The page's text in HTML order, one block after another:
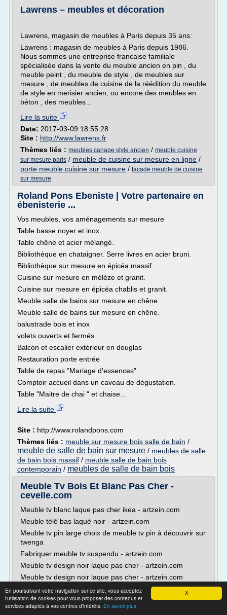
X
En poursuivant votre navigation sur ce site, vous acceptez
l'utilisation de cookies pour vous proposer des contenus et
services adaptés à vos centres d'intérêts. En savoir plus
Lawrens – meubles et décoration
Lawrens, magasin de meubles à Paris depuis 35 ans:
Lawrens : magasin de meubles à Paris depuis 1986.
Nous sommes une entreprise francaise familiale
spécialisée dans la vente du meuble ancien en pin , du
meuble peint , du meuble de style , de meubles sur
mesure , de meubles de cuisine de la réédition du meuble
de style en merisier ancien, ou encore des meubles en
béton , des meubles...
Lire la suite
Date: 2017-03-09 18:55:28
Site : http://www.lawrens.fr
Thèmes liés : meubles canape style ancien / meuble cuisine
sur mesure paris / meuble de cuisine sur mesure en ligne /
porte meuble cuisine sur mesure / facade meuble de cuisine
sur mesure
Roland Pons Ebeniste | Votre partenaire en
ébenisterie ...
Vos meubles, vos aménagements sur mesure
Table basse noyer et inox.
Table chêne et acier mélangé.
Bibliothèque en chataigner. Serre livres en acier bruni.
Bibliothèque sur mesure en épicéa massif
Cuisine sur mesure en mélèze et granit.
Cuisine sur mesure en épicéa chablis et granit.
Meuble salle de bains sur mesure en chêne.
Meuble salle de bains sur mesure en chêne.
balustrade bois et inox
volets ouverts et fermés
Balcon et escalier extèrieur en douglas
Restauration porte entrée
Table de repas "Mariage d'essences".
Comptoir accueil dans un caveau de dégustation.
Table "Maitre de chai " et chaise...
Lire la suite
Site : http://www.rolandpons.com
Thèmes liés : meuble sur mesure bois salle de bain /
meuble de salle de bain sur mesure / meubles de salle
de bain bois massif / meuble salle de bain bois
contemporain / meubles de salle de bain bois
Meuble Tv Bois Et Blanc Pas Cher -
cevelle.com
Meuble tv blanc laque pas cher ikea - artzein.com
Meuble télé bas laqué noir - artzein.com
Meuble tv pin large choix de meuble tv pin à découvrir sur
twenga
Fabriquer meuble tv suspendu - artzein.com
Meuble tv design noir laque pas cher - artzein.com
Meuble tv design noir laque pas cher - artzein.com
Meuble tv en bois blanc et naturel leader design pas cher
sur ...
Meuble tv blanc laque...